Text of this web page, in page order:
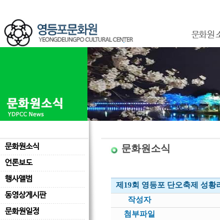
문화원
문화원소식
언론보도
행사앨범
동영상게시판
문화원일정
문화원소식
제19회 영등포 단오축제 성황
작성자
첨부파일